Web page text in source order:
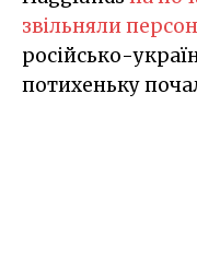
звільняли
російсько-
потихеньку